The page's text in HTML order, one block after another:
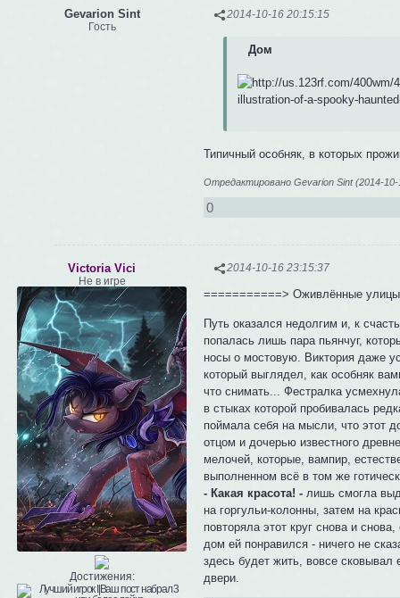
2014-10-16 20:15:15
Gevarion Sint
Гость
Дом
Типичный особняк, в которых
Отредактировано Gevarion Sint (2014-10-
0
2014-10-16 23:15:37
Victoria Vici
Не в игре
Достижения:
===========> Оживлённые улицы
Путь оказался недолгим и, к
попалась лишь пара пьянчуг,
носы о мостовую. Виктория даже
который выглядел, как особняк
что снимать... Фестралка
в стыках которой пробивалась
поймала себя на мысли, что этот
отцом и дочерью известного
мелочей, которые, вампир,
выполненном всё в том же
- Какая красота! - лишь смогла
на горгульи-колонны, затем на
повторяла этот круг снова и
дом ей понравился - ничего не
здесь будет жить, вовсе сковывал
двери.